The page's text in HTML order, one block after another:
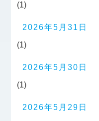
(1)
2026年5月31日
(1)
2026年5月30日
(1)
2026年5月29日